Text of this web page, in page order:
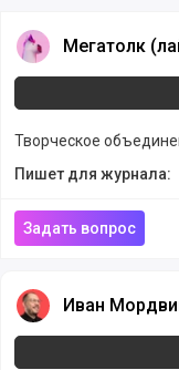
Мегатолк (лайв-
Мегатолк
Творческое
Пишет для журнала:
Задать вопрос
Иван Мордвинов
Иван